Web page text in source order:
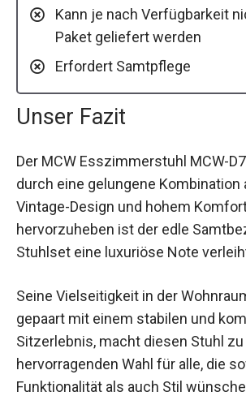
Kann je nach Verfügbarkeit
Paket geliefert werden
Erfordert Samtpflege
Unser Fazit
Der MCW Esszimmerstuhl MCW-
durch eine gelungene Kombination
Vintage-Design und hohem
hervorzuheben ist der edle
Stuhlset eine luxuriöse Note
Seine Vielseitigkeit in der
gepaart mit einem stabilen und
Sitzerlebnis, macht diesen Stuhl
hervorragenden Wahl für alle, die
Funktionalität als auch Stil